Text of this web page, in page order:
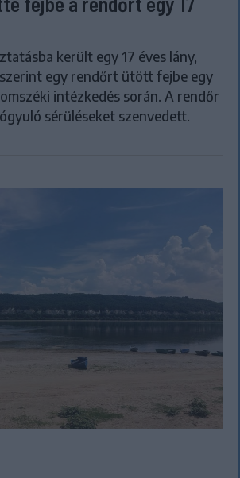
került egy 17 éves lány,
egy rendőrt ütött fejbe egy
intézkedés során. A rendőr
sérüléseket szenvedett.